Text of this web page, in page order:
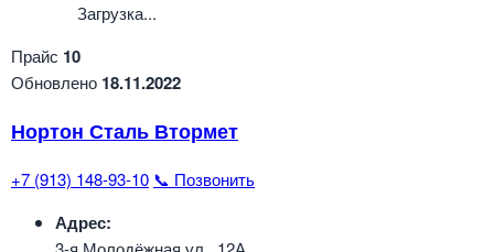
Загрузка...
Прайс 10
Обновлено 18.11.2022
Нортон Сталь Втормет
+7 (913) 148-93-10 📞 Позвонить
Адрес: